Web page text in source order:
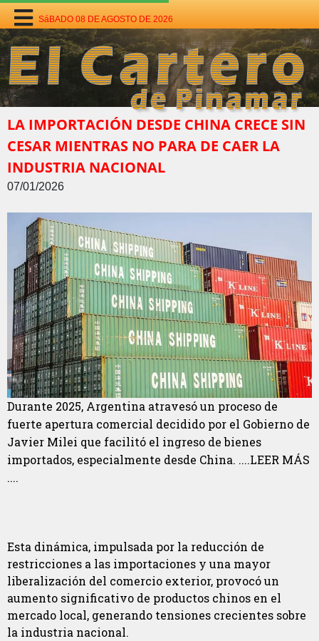
SáBADO 08 DE AGOSTO DE 2026
LA IMPORTACIÓN DESDE CHINA CRECE SIN
CESAR MIENTRAS NO PARA DE CAER LA
INDUSTRIA NACIONAL
07/01/2026
Durante 2025, Argentina atravesó un proceso de
fuerte apertura comercial decidido por el Gobierno de
Javier Milei que facilitó el ingreso de bienes
importados, especialmente desde China. ....LEER MÁS
....
Esta dinámica, impulsada por la reducción de
restricciones a las importaciones y una mayor
liberalización del comercio exterior, provocó un
aumento significativo de productos chinos en el
mercado local, generando tensiones crecientes sobre
la industria nacional.